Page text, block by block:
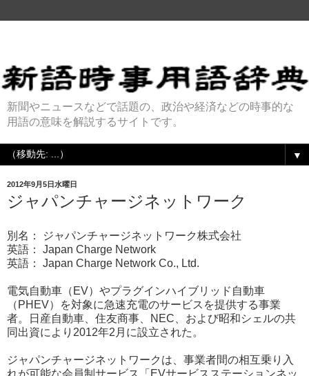
新聞やニュースなどで話題の、政治や経済などの時事的な
用語の意味を解説するサイトです。
▼
2012年9月5日水曜日
ジャパンチャージネットワーク
別名： ジャパンチャージネットワーク株式会社
英語： Japan Charge Network
英語： Japan Charge Network Co., Ltd.
電気自動車（EV）やプラグインハイブリッド自動車
（PHEV）を対象に急速充電のサービスを提供する事業
者。日産自動車、住友商事、NEC、および昭和シェルの共
同出資により2012年2月に設立された。
ジャパンチャージネットワークは、事業者間の相互乗り入
れが可能な会員制サービス「EVサービスステーションネッ